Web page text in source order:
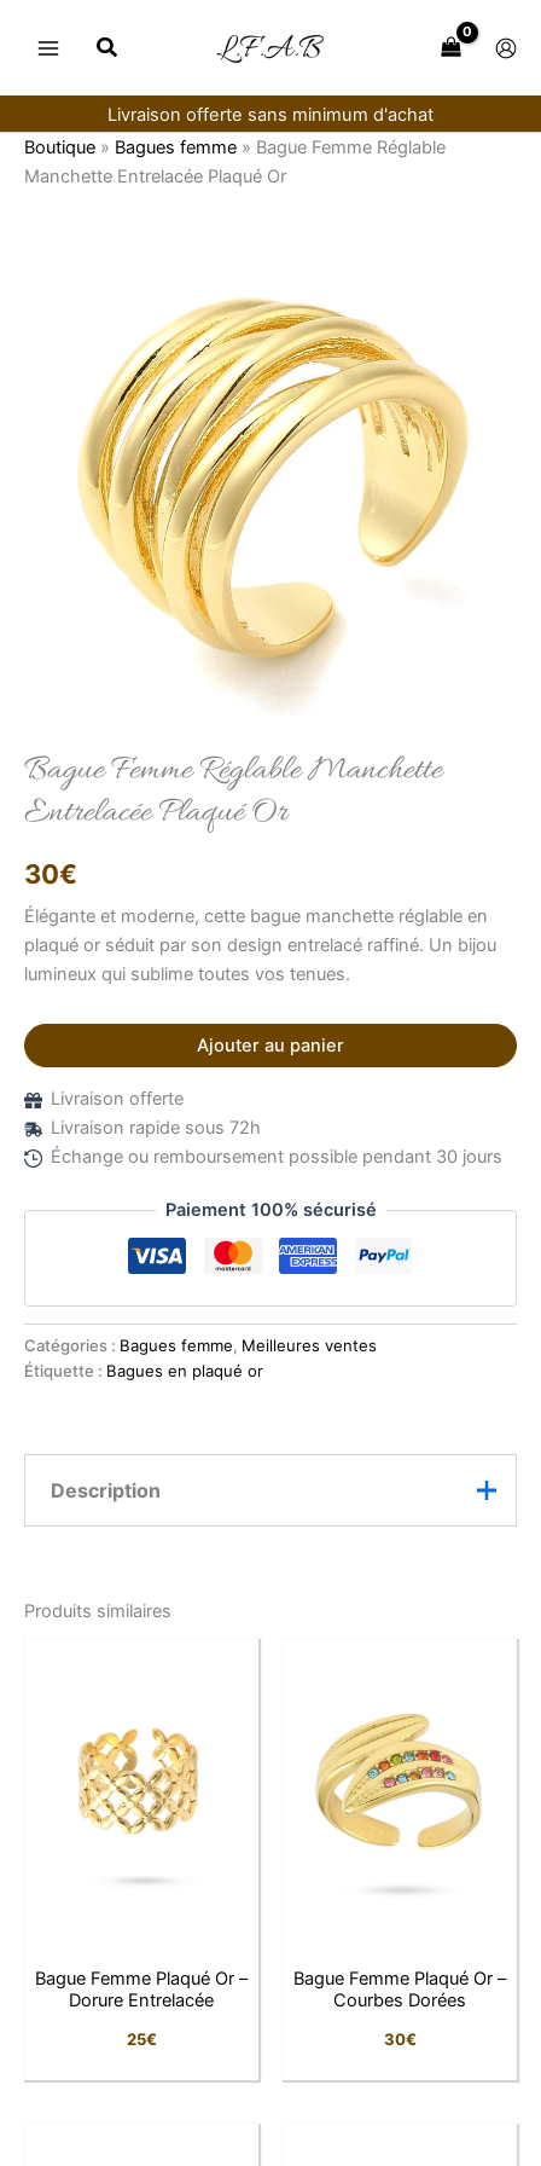
Livraison offerte sans minimum d'achat
Boutique » Bagues femme » Bague Femme Réglable
Manchette Entrelacée Plaqué Or
Bague Femme Réglable Manchette
Entrelacée Plaqué Or
30€
Élégante et moderne, cette bague manchette réglable en
plaqué or séduit par son design entrelacé raffiné. Un bijou
lumineux qui sublime toutes vos tenues.
Ajouter au panier
Livraison offerte
Livraison rapide sous 72h
Échange ou remboursement possible pendant 30 jours
Paiement 100% sécurisé
Catégories : Bagues femme, Meilleures ventes
Étiquette : Bagues en plaqué or
Description
allure sophistiquée et intemporelle.
parfaitement à toutes les tailles de doigts pour un
confort optimal.
Idéale pour les femmes qui recherchent un bijou à la
fois chic et tendance, cette bague se porte aussi bien
en journée qu’en soirée, seule ou accompagnée
: s’adapte à toutes les tailles de
Produits similaires
Bague Femme Plaqué Or –
Dorure Entrelacée
25€
Bague Femme Plaqué Or –
Courbes Dorées
30€
Bonjour, je suis Élise, votre conseillère virtuelle.
Comment puis-je vous aider ?